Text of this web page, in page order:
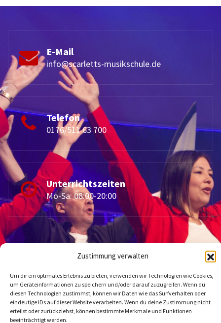
Zustimmung verwalten
Um dir ein optimales Erlebnis zu bieten, verwenden wir Technologien wie Cookies,
um Geräteinformationen zu speichern und/oder darauf zuzugreifen. Wenn du
diesen Technologien zustimmst, können wir Daten wie das Surfverhalten oder
eindeutige IDs auf dieser Website verarbeiten. Wenn du deine Zustimmung nicht
erteilst oder zurückziehst, können bestimmte Merkmale und Funktionen
beeinträchtigt werden.
E-Mail
info@scarletts-musikschule.de
Telefon
0176/511 63 700
Unterrichtszeiten
Mo-Sa: 08:00-20:00
Kontakt
Datenschutzerklärung